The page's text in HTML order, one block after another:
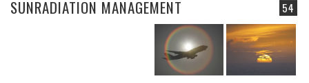
54
SUNRADIATION MANAGEMENT